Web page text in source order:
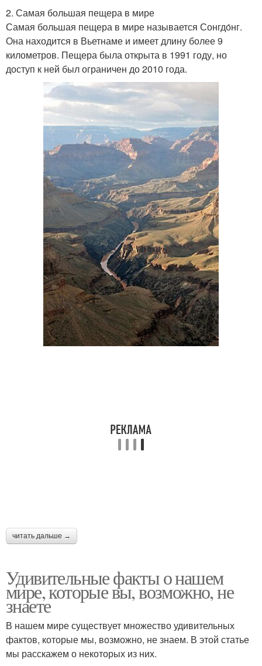
2. Самая большая пещера в мире
Самая большая пещера в мире называется Сонгдо́нг.
Она находится в Вьетнаме и имеет длину более 9
километров. Пещера была открыта в 1991 году, но
доступ к ней был ограничен до 2010 года.
читать дальше →
Удивительные факты о нашем
мире, которые вы, возможно, не
знаете
В нашем мире существует множество удивительных
фактов, которые мы, возможно, не знаем. В этой статье
мы расскажем о некоторых из них.